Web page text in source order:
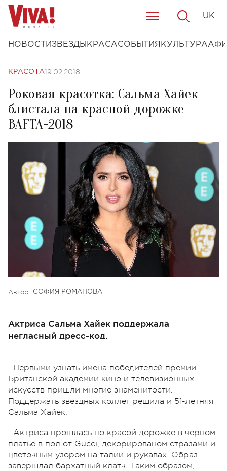
НОВОСТИ ЗВЕЗДЫ КРАСАСОБЫТИЯ КУЛЬТУРА
UK
КРАСОТА19.02.2018
Роковая красотка: Сальма Хайек
блистала на красной дорожке
BAFTA-2018
Автор: СОФИЯ РОМАНОВА
Актриса Сальма Хайек поддержала
негласный дресс-код.
Первыми узнать имена победителей премии
Британской академии кино и телевизионных
искусств пришли многие знаменитости.
Поддержать звездных коллег решила и 51-летняя
Сальма Хайек.
Актриса прошлась по красой дорожке в черном
платье в пол от Gucci, декорированом стразами и
цветочным узором на талии и рукавах. Образ
завершлал бархатный клатч. Таким образом,